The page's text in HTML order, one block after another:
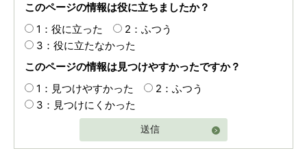
このページの情報は役に立ちましたか？
1：役に立った
2：ふつう
3：役に立たなかった
このページの情報は見つけやすかったですか？
1：見つけやすかった
2：ふつう
3：見つけにくかった
送信